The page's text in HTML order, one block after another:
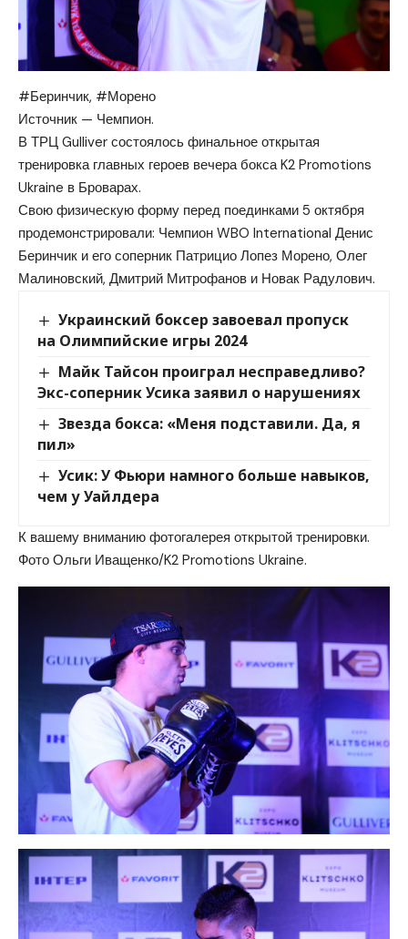
#Беринчик, #Морено
Источник — Чемпион.
В ТРЦ Gulliver состоялось финальное открытая
тренировка главных героев вечера бокса K2 Promotions
Ukraine в Броварах.
Свою физическую форму перед поединками 5 октября
продемонстрировали: Чемпион WBO International Денис
Беринчик и его соперник Патрицио Лопез Морено, Олег
Малиновский, Дмитрий Митрофанов и Новак Радулович.
Украинский боксер завоевал пропуск
на Олимпийские игры 2024
Майк Тайсон проиграл несправедливо?
Экс-соперник Усика заявил о нарушениях
Звезда бокса: «Меня подставили. Да, я
пил»
Усик: У Фьюри намного больше навыков,
чем у Уайлдера
К вашему вниманию фотогалерея открытой тренировки.
Фото Ольги Иващенко/K2 Promotions Ukraine.